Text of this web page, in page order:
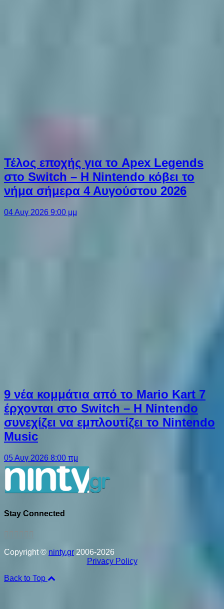
Τέλος εποχής για το Apex Legends
στο Switch – Η Nintendo κόβει το
νήμα σήμερα 4 Αυγούστου 2026
04 Αυγ 2026 9:00 μμ
9 νέα κομμάτια από το Mario Kart 7
έρχονται στο Switch – Η Nintendo
συνεχίζει να εμπλουτίζει το Nintendo
Music
05 Αυγ 2026 8:00 πμ
Stay Connected
Copyright © ninty.gr 2006-2026
Privacy Policy
Back to Top